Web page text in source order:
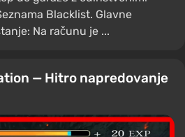
Blacklist. Glavne
Na računu je ...
— Hitro napredovanje